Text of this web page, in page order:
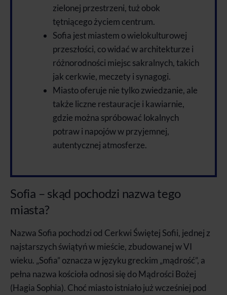
zielonej przestrzeni, tuż obok
tętniącego życiem centrum.
Sofia jest miastem o wielokulturowej
przeszłości, co widać w architekturze i
różnorodności miejsc sakralnych, takich
jak cerkwie, meczety i synagogi.
Miasto oferuje nie tylko zwiedzanie, ale
także liczne restauracje i kawiarnie,
gdzie można spróbować lokalnych
potraw i napojów w przyjemnej,
autentycznej atmosferze.
Sofia – skąd pochodzi nazwa tego
miasta?
Nazwa Sofia pochodzi od Cerkwi Świętej Sofii, jednej z
najstarszych świątyń w mieście, zbudowanej w VI
wieku. „Sofia” oznacza w języku greckim „mądrość”, a
pełna nazwa kościoła odnosi się do Mądrości Bożej
(Hagia Sophia). Choć miasto istniało już wcześniej pod